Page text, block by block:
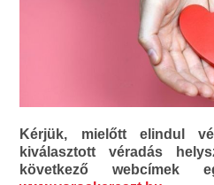
Kérjük, mielőtt elindul
kiválasztott véradás
következő webcímek